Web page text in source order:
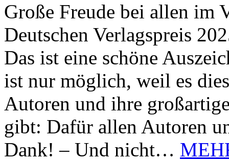
Große Freude bei allen im
Deutschen Verlagspreis
Das ist eine schöne
ist nur möglich, weil es
Autoren und ihre
gibt: Dafür allen Autoren
Dank! – Und nicht…